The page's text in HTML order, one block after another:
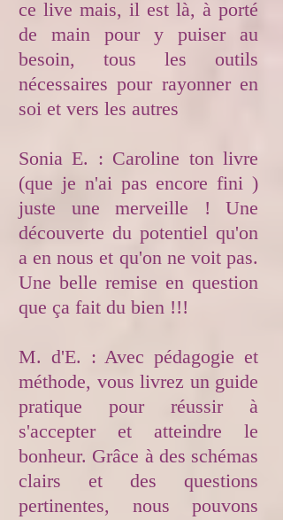
ce live mais, il est là, à porté
de main pour y puiser au
besoin, tous les outils
nécessaires pour rayonner en
soi et vers les autres
Sonia E. : Caroline ton livre
(que je n'ai pas encore fini )
juste une merveille ! Une
découverte du potentiel qu'on
a en nous et qu'on ne voit pas.
Une belle remise en question
que ça fait du bien !!!
M. d'E. : Avec pédagogie et
méthode, vous livrez un guide
pratique pour réussir à
s'accepter et atteindre le
bonheur. Grâce à des schémas
clairs et des questions
pertinentes, nous pouvons